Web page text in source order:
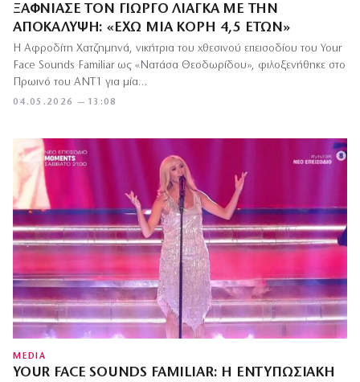
ΞΆΦΝΙΑΣΕ ΤΟΝ ΓΙΏΡΓΟ ΛΙΆΓΚΑ ΜΕ ΤΗΝ
ΑΠΟΚΆΛΥΨΗ: «ΈΧΩ ΜΙΑ ΚΌΡΗ 4,5 ΕΤΏΝ»
04.05.2026 — 13:08
Η Αφροδίτη Χατζημηνά, νικήτρια του χθεσινού επεισοδίου του Your
Face Sounds Familiar ως «Νατάσα Θεοδωρίδου», φιλοξενήθηκε στο
Πρωινό του ΑΝΤ1 για μία…
MEDIA
YOUR FACE SOUNDS FAMILIAR: Η ΕΝΤΥΠΩΣΙΑΚΉ